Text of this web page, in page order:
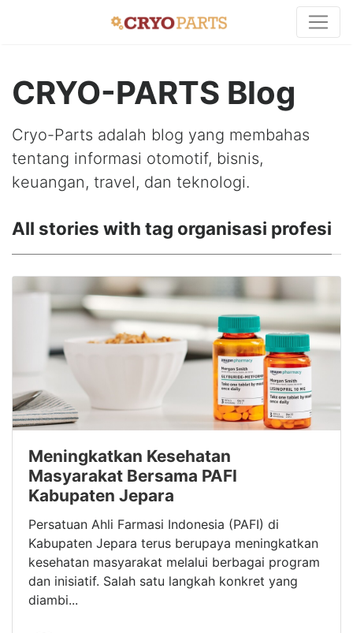
CRYO-PARTS Blog
Cryo-Parts adalah blog yang membahas
tentang informasi otomotif, bisnis,
keuangan, travel, dan teknologi.
All stories with tag organisasi profesi
Meningkatkan Kesehatan
Masyarakat Bersama PAFI
Kabupaten Jepara
Persatuan Ahli Farmasi Indonesia (PAFI) di
Kabupaten Jepara terus berupaya meningkatkan
kesehatan masyarakat melalui berbagai program
dan inisiatif. Salah satu langkah konkret yang
diambi...